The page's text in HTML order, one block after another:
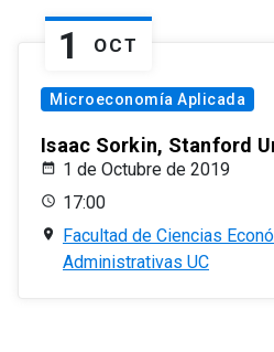
1 OCT
Microeconomía Aplicada
Isaac Sorkin, Stanford
1 de Octubre de 2019
17:00
Facultad de Ciencias
Administrativas UC